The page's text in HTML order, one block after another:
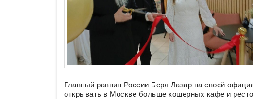
Главный раввин России Берл Лазар на своей
открывать в Москве больше кошерных кафе и